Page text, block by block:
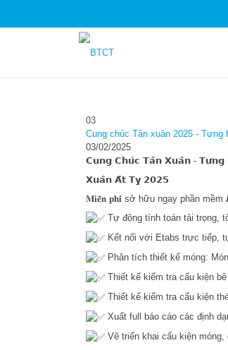
03
Cung chúc Tân xuân 2025 - Tưng
03/02/2025
𝗖𝘂𝗻𝗴 𝗖𝗵𝘂́𝗰 𝗧𝗮̂𝗻 𝗫𝘂𝗮̂𝗻 -
𝗫𝘂𝗮̂𝗻 𝗔̂́𝘁 𝗧𝘆̣ 𝟮𝟬𝟮𝟱
𝐌𝐢𝐞̂̃𝐧 𝐩𝐡𝐢́ sở hữu ngay phần mềm
Tự động tính toán tải trọng,
Kết nối với Etabs trực tiếp,
Phân tích thiết kế móng:
Thiết kế kiểm tra cấu kiện
Thiết kế kiểm tra cấu kiện
Xuất full báo cáo các định
Vẽ triển khai cấu kiện